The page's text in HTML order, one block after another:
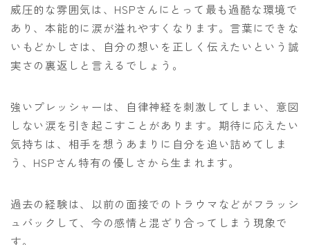
威圧的な雰囲気は、HSPさんにとって最も過酷な環境で
あり、本能的に涙が溢れやすくなります。言葉にできな
いもどかしさは、自分の想いを正しく伝えたいという誠
実さの裏返しと言えるでしょう。
強いプレッシャーは、自律神経を刺激してしまい、意図
しない涙を引き起こすことがあります。期待に応えたい
気持ちは、相手を想うあまりに自分を追い詰めてしま
う、HSPさん特有の優しさから生まれます。
過去の経験は、以前の面接でのトラウマなどがフラッシ
ュバックして、今の感情と混ざり合ってしまう現象で
す。